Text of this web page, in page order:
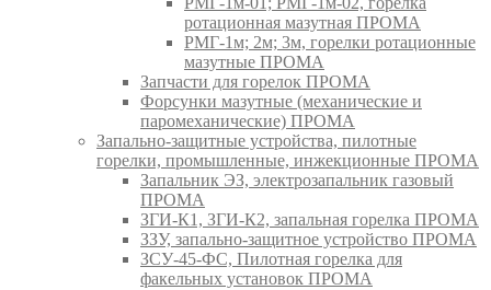
ротационная мазутная ПРОМА
РМГ-1м; 2м; 3м, горелки ротационные
мазутные ПРОМА
Запчасти для горелок ПРОМА
Форсунки мазутные (механические и
паромеханические) ПРОМА
Запально-защитные устройства, пилотные
горелки, промышленные, инжекционные ПРОМА
Запальник ЭЗ, электрозапальник газовый
ПРОМА
ЗГИ-К1, ЗГИ-К2, запальная горелка ПРОМА
ЗЗУ, запально-защитное устройство ПРОМА
ЗСУ-45-ФС, Пилотная горелка для
факельных установок ПРОМА